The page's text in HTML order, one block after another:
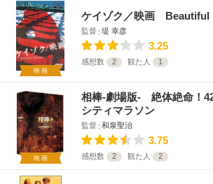
映画
ケイゾク／映画 Beautiful
監督 堤 幸彦
3.25
感想数 2 観た人 1
映画
相棒-劇場版- 絶体絶命！
シティマラソン
監督 和泉聖治
3.75
感想数 2 観た人 2